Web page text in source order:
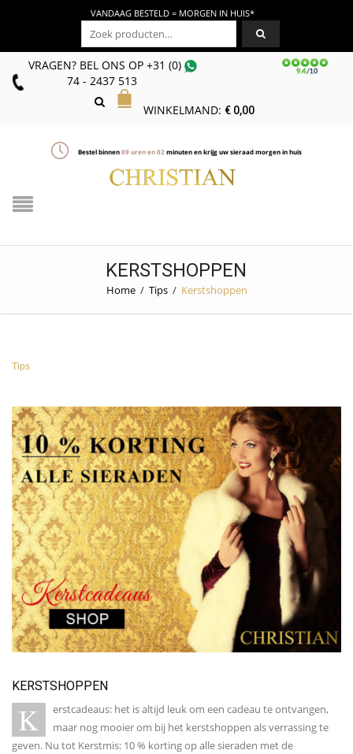
VANDAAG BESTELD = MORGEN IN HUIS*
Zoeken naar:
VRAGEN? BEL ONS OP+31 (0)
74 - 2437 513
WINKELMAND: €0,00
Bestel binnen09uren en02 minuten en krijg uw sieraad morgen in huis
KERSTSHOPPEN
Home / Tips / Kerstshoppen
Tips
KERSTSHOPPEN
K
erstcadeaus: het is altijd leuk om een cadeau te ontvangen,
maar nog mooier om bij het kerstshoppen als verrassing te
geven. Nu tot Kerstmis: 10 % korting op alle sieraden met de